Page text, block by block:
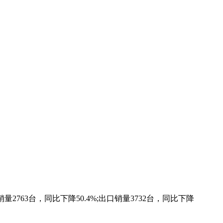
2763台，同比下降50.4%;出口销量3732台，同比下降